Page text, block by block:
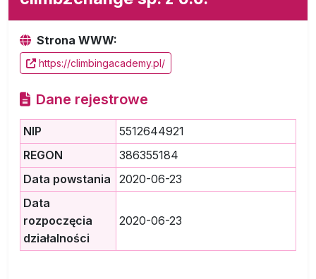
Strona WWW:
https://climbingacademy.pl/
Dane rejestrowe
NIP
5512644921
REGON
386355184
Data powstania
2020-06-23
Data
rozpoczęcia
działalności
2020-06-23